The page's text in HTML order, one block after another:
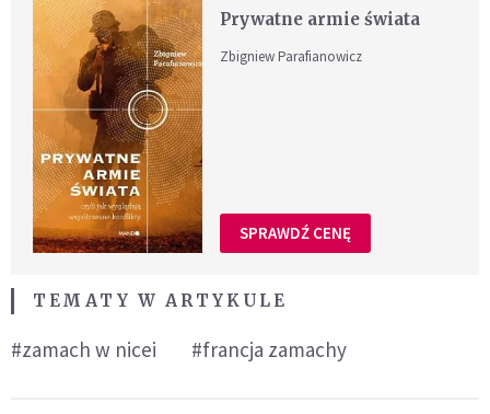
Prywatne armie świata
Zbigniew Parafianowicz
SPRAWDŹ CENĘ
TEMATY W ARTYKULE
#zamach w nicei #francja zamachy